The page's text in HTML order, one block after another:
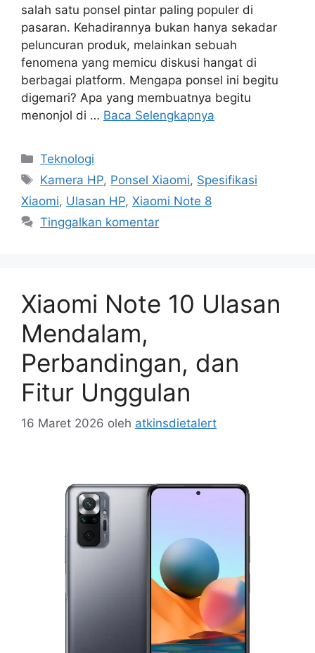
salah satu ponsel pintar paling populer di
pasaran. Kehadirannya bukan hanya sekadar
peluncuran produk, melainkan sebuah
fenomena yang memicu diskusi hangat di
berbagai platform. Mengapa ponsel ini begitu
digemari? Apa yang membuatnya begitu
menonjol di … Baca Selengkapnya
Kategori
Teknologi
Tag
Kamera HP, Ponsel Xiaomi, Spesifikasi
Xiaomi, Ulasan HP, Xiaomi Note 8
Tinggalkan komentar
Xiaomi Note 10 Ulasan
Mendalam,
Perbandingan, dan
Fitur Unggulan
16 Maret 2026 oleh atkinsdietalert